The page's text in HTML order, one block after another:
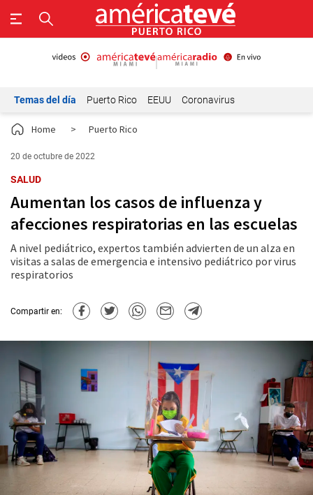
Temas del día Puerto Rico EEUU Coronavirus
Home > Puerto Rico
20 de octubre de 2022
SALUD
Aumentan los casos de influenza y
afecciones respiratorias en las escuelas
A nivel pediátrico, expertos también advierten de un alza en
visitas a salas de emergencia e intensivo pediátrico por virus
respiratorios
Compartir en: